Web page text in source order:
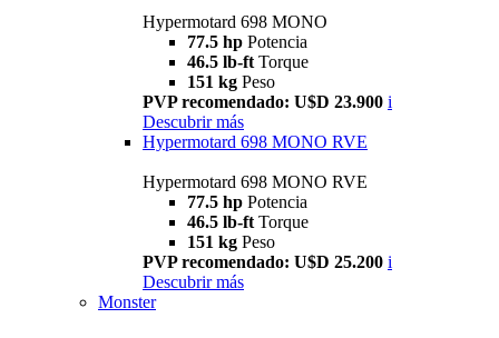
Hypermotard 698 MONO
77.5 hp Potencia
46.5 lb-ft Torque
151 kg Peso
PVP recomendado: U$D 23.900 i
Descubrir más
Hypermotard 698 MONO RVE
Hypermotard 698 MONO RVE
77.5 hp Potencia
46.5 lb-ft Torque
151 kg Peso
PVP recomendado: U$D 25.200 i
Descubrir más
Monster